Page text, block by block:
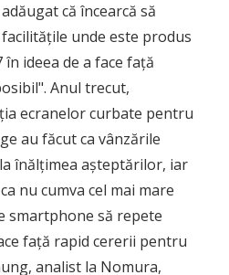
că încearcă să
unde este produs
ideea de a face față
Anul trecut,
ecranelor curbate pentru
au făcut ca vânzările
înălțimea așteptărilor, iar
nu cumva cel mai mare
smartphone să repete
față rapid cererii pentru
analist la Nomura,